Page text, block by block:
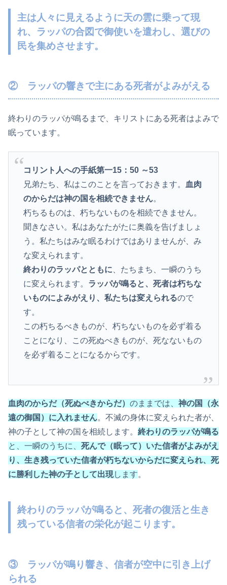
主は 人々に見えるように天の雲に乗って現
れ、ラッパの合図で御使いを遣わし、選びの
民を集めさせます。
② ラッパの響きで主にある死者がよみがえる
終わりのラッパが鳴るまで、キリストにある死者はよみで
眠っています。
コリント人への手紙第一15：50 ～53
兄弟たち、私はこのことを言っておきます。
血肉
のからだは神の国を相続できません。
朽ちるものは、朽ちないものを相続できません。
聞きなさい。私はあなたがたに奥義を告げましょ
う。私たちはみな眠るわけではありませんが、み
な変えられます。
終わりのラッパとともに 、たちまち、一瞬のうち
に変えられます。 ラッパが鳴ると、死者は朽ちな
いものによみがえり、私たちは変えられるので
す。
この朽ちるべきものが、朽ちないものを必ず着る
ことになり、この死ぬべきものが、死なないもの
を必ず着ることになるからです。
血肉のからだ（死ぬべきからだ） のままでは、 神の国（永
遠の御国）に入れません。不滅の身体に変えられた者が、
神の子として神の国を相続します。 終わりのラッパが鳴る
と、一瞬のうちに、 死んで（眠って）いた信者がよみがえ
り、生き残っていた信者が朽ちないからだに変えられ、死
に勝利した神の子として出現します。
終わりのラッパが鳴ると、死者の復活と生き
残っている信者の栄化が起こります。
③ ラッパが鳴り響き、信者が空中に引き上げ
られる